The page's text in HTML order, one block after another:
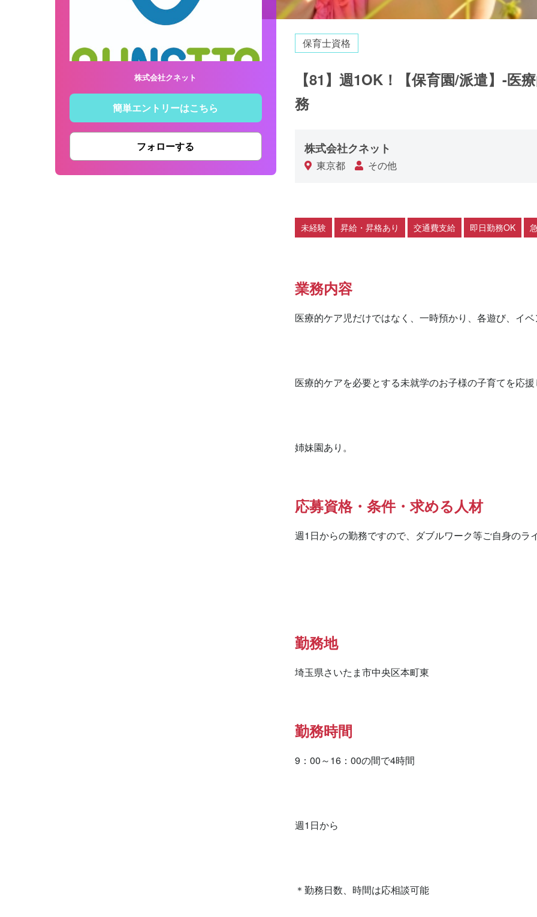
株式会社クネット
簡単エントリーはこちら
フォローする
保育士資格
【81】週1OK！【保育園/派遣】-医
務
株式会社クネット
東京都 その他
未経験 昇給・昇格あり 交通費支給 即日勤務OK
業務内容
医療的ケア児だけではなく、一時預かり、各遊び、イ
医療的ケアを必要とする未就学のお子様の子育てを応
姉妹園あり。
応募資格・条件・求める人材
週1日からの勤務ですので、ダブルワーク等ご自身の
勤務地
埼玉県さいたま市中央区本町東
勤務時間
9：00～16：00の間で4時間
週1日から
＊勤務日数、時間は応相談可能